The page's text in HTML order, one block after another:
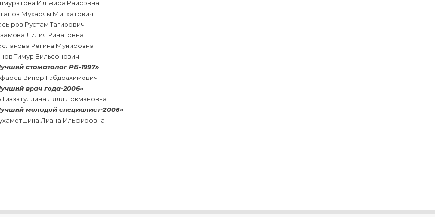
Ильвира Раисовна
Мухарям Митхатович
Рустам Тагирович
Лилия Ринатовна
Регина Мунировна
Тимур Вильсонович
стоматолог РБ-1997»
Винер Габдрахимович
врач года-2006»
Гиззатуллина Ляля Локмановна
молодой специалист-2008»
Лиана Ильфировна